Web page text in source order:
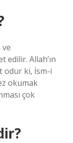
ve
edilir. Allah’ın
odur ki, İsm-i
okumak
çok